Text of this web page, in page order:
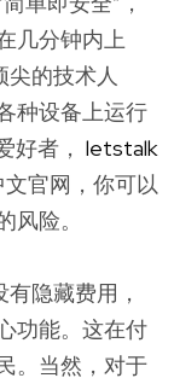
几分钟内上
的技术人
种设备上运行
好者， letstalk
官网，你可以
险。
隐藏费用，
功能。这在付
。当然，对于